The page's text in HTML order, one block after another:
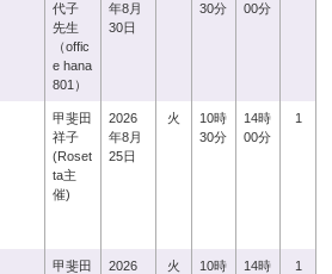
代子
先生
（offic
e hana
801）
年8月
30日
30分
00分
甲斐田
祥子
(Roset
ta主
催)
2026
年8月
25日
火
10時
30分
14時
00分
1
甲斐田
2026
火
10時
14時
1